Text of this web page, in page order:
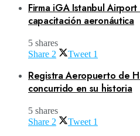
Firma iGA Istanbul
capacitación aeronáutica
5 shares
Share 2 Tweet 1
Registra Aeropuerto de
concurrido en su historia
5 shares
Share 2 Tweet 1